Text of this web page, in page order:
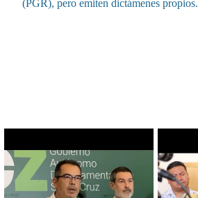
(PGR), pero emiten dictámenes propios.